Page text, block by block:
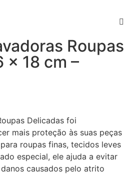
Roupas
x 18 cm –
Delicadas foi
mais proteção às suas peças
roupas finas, tecidos leves
especial, ele ajuda a evitar
causados pelo atrito